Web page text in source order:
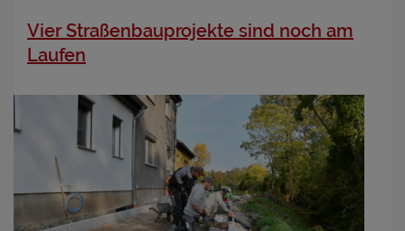
Vier Straßenbauprojekte sind noch am
Laufen